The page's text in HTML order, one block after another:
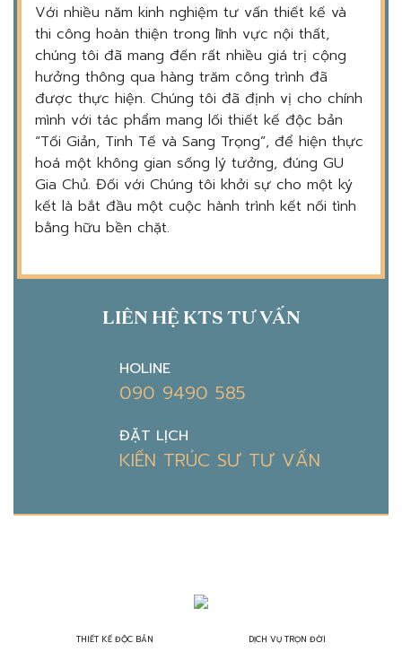
Với nhiều năm kinh nghiệm tư vấn thiết kế và
thi công hoàn thiện trong lĩnh vực nội thất,
chúng tôi đã mang đến rất nhiều giá trị cộng
hưởng thông qua hàng trăm công trình đã
được thực hiện. Chúng tôi đã định vị cho chính
mình với tác phẩm mang lối thiết kế độc bản
“Tối Giản, Tinh Tế và Sang Trọng”, để hiện thực
hoá một không gian sống lý tưởng, đúng GU
Gia Chủ. Đối với Chúng tôi khởi sự cho một ký
kết là bắt đầu một cuộc hành trình kết nối tình
bằng hữu bền chặt.
LIÊN HỆ KTS TƯ VẤN
HOLINE
090 9490 585
ĐẶT LỊCH
KIẾN TRÚC SƯ TƯ VẤN
THIẾT KẾ ĐỘC BẢN DỊCH VỤ TRỌN ĐỜI